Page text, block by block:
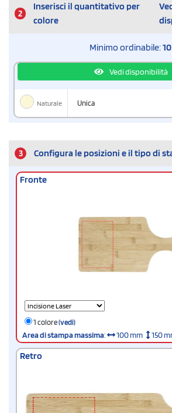
2
Inserisci il quantitativo per
colore
Minimo ordinabile:
Vedi disponibilità
Naturale Unica
3 Configura le posizioni e il tipo di
Fronte
1 colore(vedi)
Area di stampa massima: 100 mm 150
Retro